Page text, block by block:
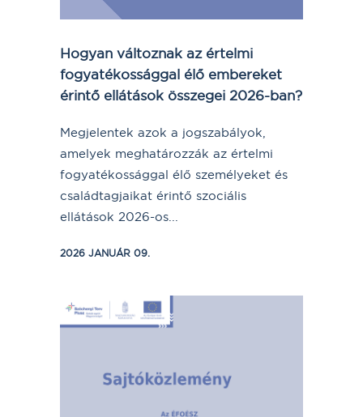
Hogyan változnak az értelmi
fogyatékossággal élő embereket
érintő ellátások összegei 2026-ban?
Megjelentek azok a jogszabályok,
amelyek meghatározzák az értelmi
fogyatékossággal élő személyeket és
családtagjaikat érintő szociális
ellátások 2026-os...
2026 JANUÁR 09.